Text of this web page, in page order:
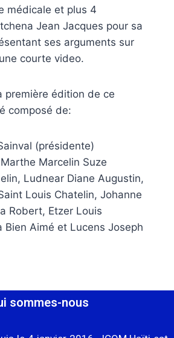
médicale et plus 4
Jean Jacques pour sa
ses arguments sur
courte video.
première édition de ce
composé de:
(présidente)
Marcelin Suze
Ludnear Diane Augustin,
Louis Chatelin, Johanne
Robert, Etzer Louis
Bien Aimé et Lucens Joseph
sommes-nous